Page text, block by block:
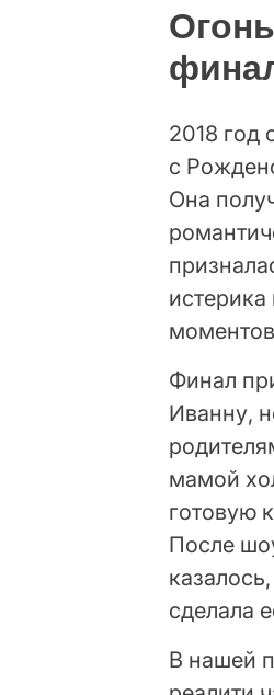
2018 год
с
Она
Финал
Иванну,
мамой
готовую
После
сделала
В нашей